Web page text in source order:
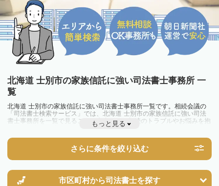
北海道 士別市の家族信託に強い司法書士事務所 一
覧
北海道 士別市の家族信託に強い司法書士事務所一覧です。相続会議の
「司法書士検索サービス」では、北海道 士別市の家族信託に強い司法
書士事務所を一覧で見ることが出来ます。相続のトラブルやお悩みを抱
えている方は一度近隣の司法書士に相談してみましょう。
もっと見る
さらに条件を絞り込む
市区町村から司法書士を探す